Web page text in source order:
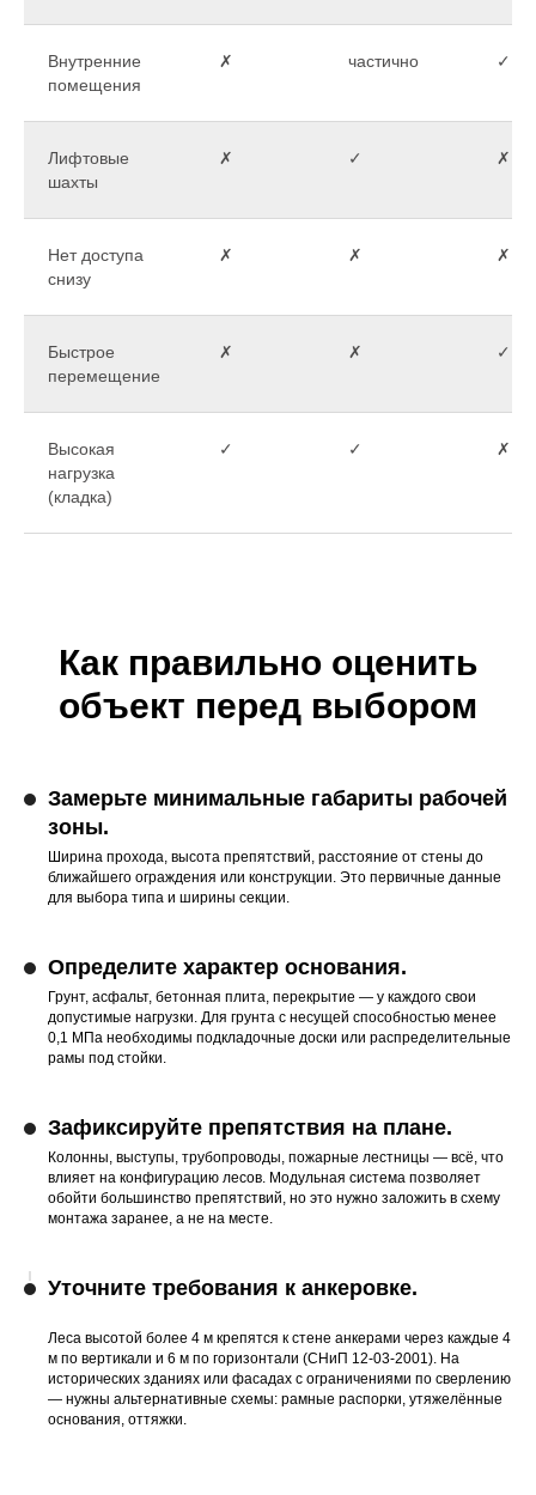
Внутренние
помещения
✗ частично ✓
Лифтовые
шахты
✗ ✓ ✗
Нет доступа
снизу
✗ ✗ ✗
Быстрое
перемещение
✗ ✗ ✓
Высокая
нагрузка
(кладка)
✓ ✓ ✗
Как правильно оценить
объект перед выбором
Замерьте минимальные габариты рабочей
зоны.
Ширина прохода, высота препятствий, расстояние от стены до
ближайшего ограждения или конструкции. Это первичные данные
для выбора типа и ширины секции.
Определите характер основания.
Грунт, асфальт, бетонная плита, перекрытие — у каждого свои
допустимые нагрузки. Для грунта с несущей способностью менее
0,1 МПа необходимы подкладочные доски или распределительные
рамы под стойки.
Зафиксируйте препятствия на плане.
Колонны, выступы, трубопроводы, пожарные лестницы — всё, что
влияет на конфигурацию лесов. Модульная система позволяет
обойти большинство препятствий, но это нужно заложить в схему
монтажа заранее, а не на месте.
Уточните требования к анкеровке.
Леса высотой более 4 м крепятся к стене анкерами через каждые 4
м по вертикали и 6 м по горизонтали (СНиП 12-03-2001). На
исторических зданиях или фасадах с ограничениями по сверлению
— нужны альтернативные схемы: рамные распорки, утяжелённые
основания, оттяжки.